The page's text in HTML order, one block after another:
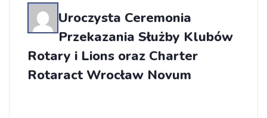
Uroczysta Ceremonia
Przekazania Służby Klubów
Rotary i Lions oraz Charter
Rotaract Wrocław Novum